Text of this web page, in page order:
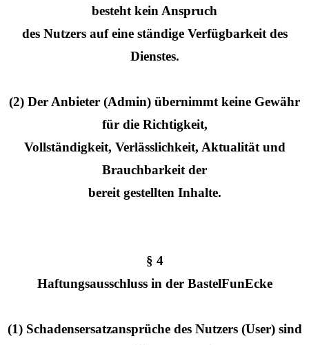
besteht kein Anspruch
des Nutzers auf eine ständige Verfügbarkeit des
Dienstes.
(2) Der Anbieter (Admin) übernimmt keine Gewähr
für die Richtigkeit,
Vollständigkeit, Verlässlichkeit, Aktualität und
Brauchbarkeit der
bereit gestellten Inhalte.
§ 4
Haftungsausschluss in der BastelFunEcke
(1) Schadensersatzansprüche des Nutzers (User) sind